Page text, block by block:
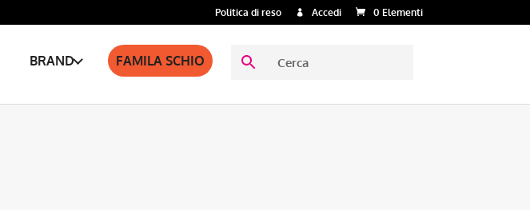
Politica di reso Accedi 0 Elementi
BRAND FAMILA SCHIO